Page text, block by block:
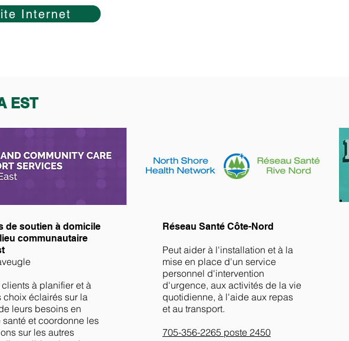
Internet
EST
de soutien à domicile
communautaire
à planifier et à
choix éclairés sur la
leurs besoins en
santé et coordonne les
sur les autres
Réseau Santé Côte-Nord
Peut aider à l'installation et à la
mise en place d'un service
personnel d'intervention
d'urgence, aux activités de la vie
quotidienne, à l'aide aux repas
et au transport.
705-356-2265 poste 2450